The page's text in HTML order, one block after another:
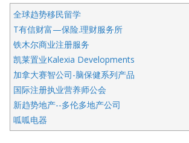
全球趋势移民留学
T有信财富—保险.理财服务所
铁木尔商业注册服务
凯莱置业Kalexia Developments
加拿大赛智公司-脑保健系列产品
国际注册执业营养师公会
新趋势地产--多伦多地产公司
呱呱电器
开明车行KS CAR SALES & SERVICE